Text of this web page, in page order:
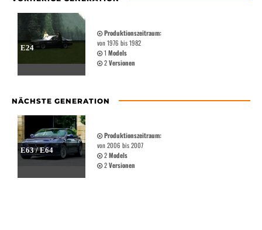
E24
Produktionszeitraum:
von 1976 bis 1982
1 Models
2Versionen
NÄCHSTE GENERATION
E63 / E64
Produktionszeitraum:
von 2006 bis 2007
2Models
2Versionen